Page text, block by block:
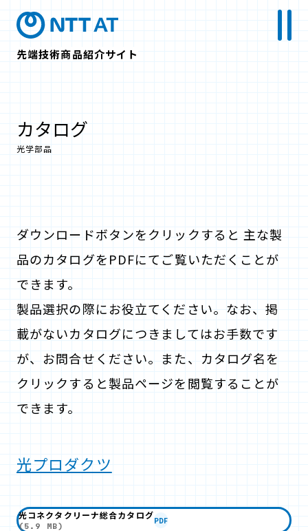
先端技術商品紹介サイト
カタログ
光学部品
ダウンロードボタンをクリックすると 主な製
品のカタログをPDFにてご覧いただくことが
できます。
製品選択の際にお役立てください。なお、掲
載がないカタログにつきましてはお手数です
が、お問合せください。また、カタログ名を
クリックすると製品ページを閲覧することが
できます。
光プロダクツ
光コネクタクリーナ総合カタログ
(5.9 MB)
PDF